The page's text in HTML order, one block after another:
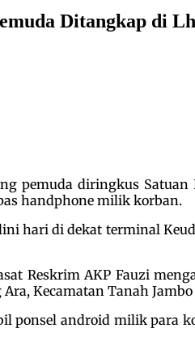
Ditangkap di
pemuda diringkus Satuan
handphone milik korban.
hari di dekat terminal
Reskrim AKP Fauzi
Kecamatan Tanah
ponsel android milik para